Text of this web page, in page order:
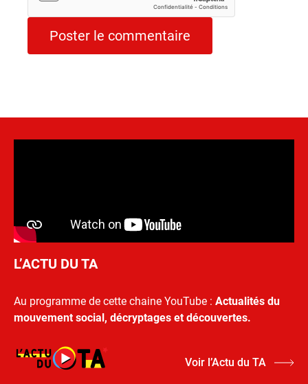
L’ACTU DU TA
Au programme de cette chaine YouTube : Actualités du
mouvement social, décryptages et découvertes.
Voir l’Actu du TA